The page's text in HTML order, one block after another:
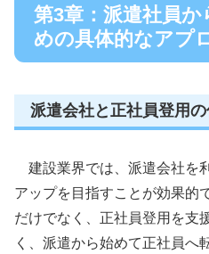
第3章：派遣社員
めの具体的なアプ
派遣会社と正社員登用
建設業界では、派遣会社を
アップを目指すことが効果的
だけでなく、正社員登用を支
く、派遣から始めて正社員へ